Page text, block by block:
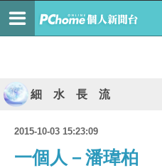
細 水 長 流
2015-10-03 15:23:09
一個人－潘瑋柏